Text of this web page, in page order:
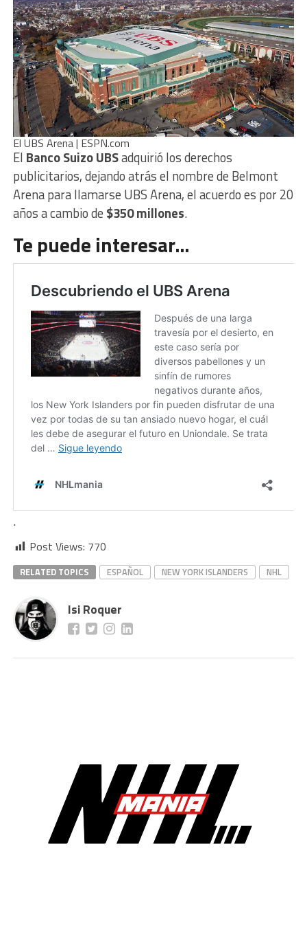
El UBS Arena | ESPN.com
El Banco Suizo UBSadquirió los derechos
publicitarios, dejando atrás el nombre de Belmont
Arena para llamarse UBS Arena, el acuerdo es por 20
años a cambio de $350 millones.
Te puede interesar…
.
Post Views: 770
RELATED TOPICS ESPAÑOL NEW YORK ISLANDERS NHL
Isi Roquer